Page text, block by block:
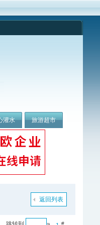
灌水 旅游超市
返回列表
#